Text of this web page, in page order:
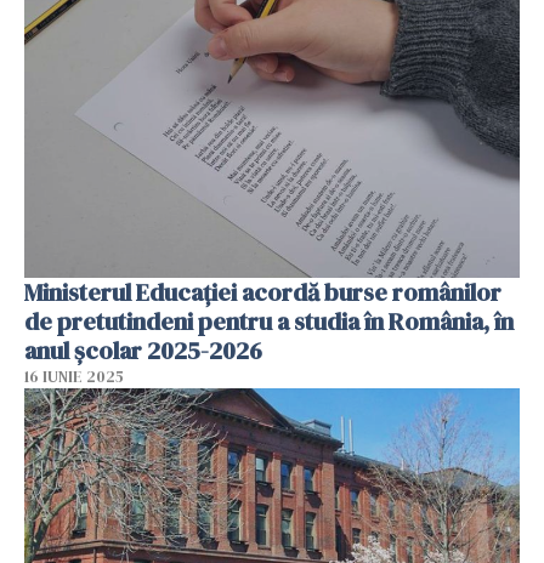
Ministerul Educației acordă burse românilor
de pretutindeni pentru a studia în România, în
anul școlar 2025-2026
16 IUNIE 2025